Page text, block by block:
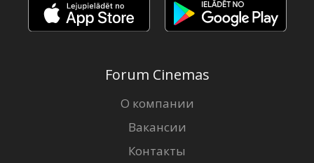
Forum Cinemas
О компании
Вакансии
Контакты